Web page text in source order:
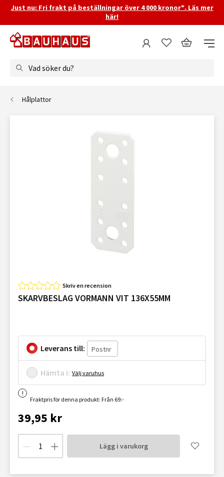
Just nu: Fri frakt på beställningar över 4 000 kronor*. Läs mer
här!
Vad söker du?
Hålplattor
Skriv en recension
SKARVBESLAG VORMANN VIT 136X55MM
Leverans till:
Hämta i: Välj varuhus
Fraktpris för denna produkt: Från 69:-
39,95 kr
Lägg i varukorg